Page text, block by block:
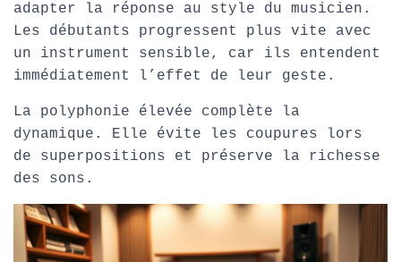
adapter la réponse au style du musicien.
Les débutants progressent plus vite avec
un instrument sensible, car ils entendent
immédiatement l’effet de leur geste.
La polyphonie élevée complète la
dynamique. Elle évite les coupures lors
de superpositions et préserve la richesse
des sons.